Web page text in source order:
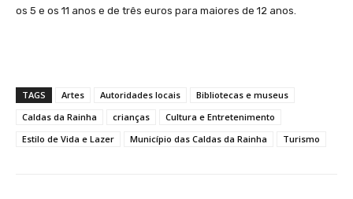
os 5 e os 11 anos e de três euros para maiores de 12 anos.
TAGS Artes Autoridades locais
Bibliotecas e museus
Caldas da Rainha
crianças
Cultura e Entretenimento
Estilo de Vida e Lazer
Município das Caldas da Rainha Turismo